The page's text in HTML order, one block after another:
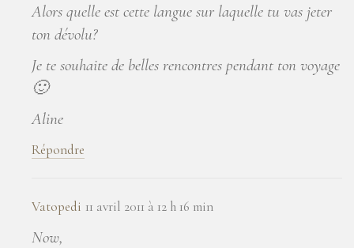
Alors quelle est cette langue sur laquelle tu vas jeter
ton dévolu?
Je te souhaite de belles rencontres pendant ton voyage
🙂
Aline
Répondre
Vatopedi 11 avril 2011 à 12 h 16 min
Now,